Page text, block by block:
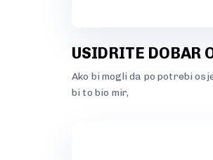
USIDRITE DOBAR
Ako bi mogli da po potrebi
bi to bio mir,